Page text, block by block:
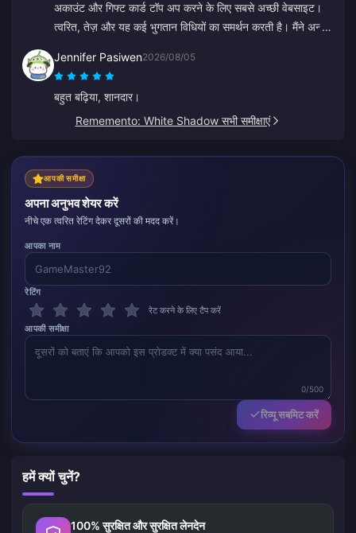
अकाउंट और गिफ्ट कार्ड टॉप अप करने के लिए सबसे अच्छी वेबसाइट।
त्वरित, तेज़ और यह कई भुगतान विधियों का समर्थन करती है। मैंने अन्य
बनाए रखें!
Jennifer Pasiwen2026/08/05
बहुत बढ़िया, शानदार।
Rememento: White Shadow सभी समीक्षाएं
आपकी समीक्षा
अपना अनुभव शेयर करें
नीचे एक त्वरित रेटिंग देकर दूसरों की मदद करें।
आपका नाम
रेटिंग
रेट करने के लिए टैप करें
आपकी समीक्षा
0/500
रिव्यू सबमिट करें
हमें क्यों चुनें?
100% सुरक्षित और सुरक्षित लेनदेन